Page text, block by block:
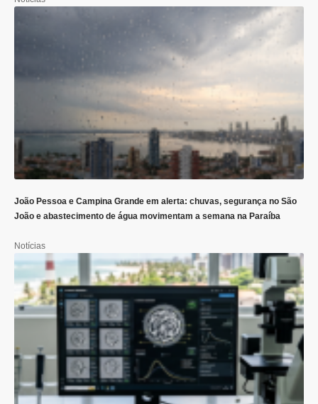
João Pessoa e Campina Grande em alerta: chuvas, segurança no São
João e abastecimento de água movimentam a semana na Paraíba
Notícias